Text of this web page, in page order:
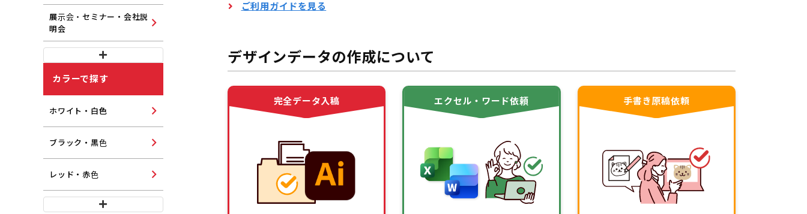
ご利用ガイドを見る
デザインデータの作成について
完全データ入稿 エクセル・ワード依頼 手書き原稿依頼
展示会・セミナー・会社説
明会
カラーで探す
ホワイト・白色
ブラック・黒色
レッド・赤色